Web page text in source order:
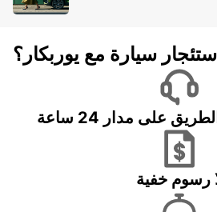
سيارة مع يوربكار؟
على مدار 24 ساعة
رسوم خفية